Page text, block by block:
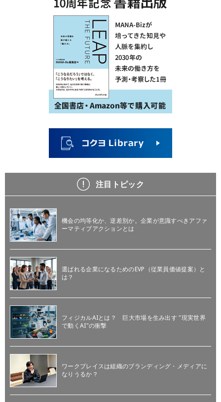
注目トピック
機会の均等化か、逆差別か。企業が意識すべきアファ
ーマティブアクションとは
選ばれる企業になるためのEVP（従業員価値提案）と
は？
フィジカルAIとは？ 巨大市場を生み出す "現実世界
で動くAI"の衝撃
ワークプレイスは組織のブランディング・メディアに
なりうるか？